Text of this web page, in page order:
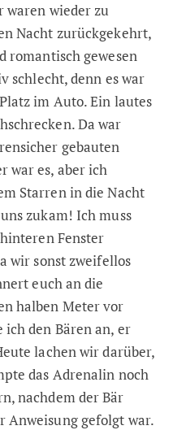
wieder zu
Nacht zurückgekehrt,
romantisch gewesen
schlecht, denn es war
im Auto. Ein lautes
Da war
gebauten
war es, aber ich
Starren in die Nacht
zukam! Ich muss
Fenster
wir sonst zweifellos
euch an die
halben Meter vor
den Bären an, er
lachen wir darüber,
das Adrenalin noch
nachdem der Bär
Anweisung gefolgt war.